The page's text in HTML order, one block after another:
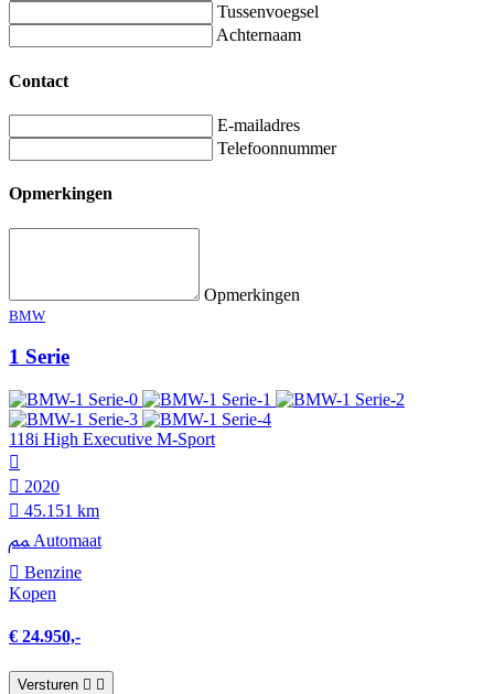
Tussenvoegsel
Achternaam
Contact
E-mailadres
Telefoonnummer
Opmerkingen
Opmerkingen
BMW
1 Serie
118i High Executive M-Sport
2020
45.151 km
Automaat
Benzine
Kopen
€ 24.950,-
Versturen